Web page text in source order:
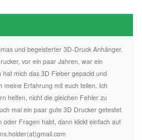
und begeisterter 3D-Druck Anhänger.
vor ein paar Jahren, war ein
hat mich das 3D Fieber gepackt und
meine Erfahrung mit euch teilen. Ich
helfen, nicht die gleichen Fehler zu
mal ein paar gute 3D Drucker getestet
Fragen habt, dann klickt einfach auf